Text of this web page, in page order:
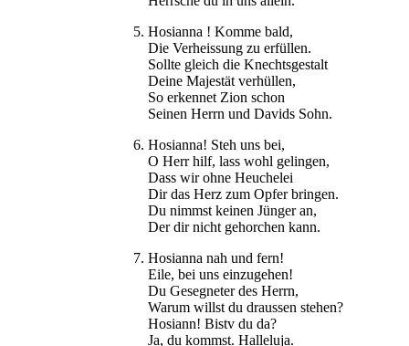
5. Hosianna ! Komme bald,
Die Verheissung zu erfüllen.
Sollte gleich die Knechtsgestalt
Deine Majestät verhüllen,
So erkennet Zion schon
Seinen Herrn und Davids Sohn.
6. Hosianna! Steh uns bei,
O Herr hilf, lass wohl gelingen,
Dass wir ohne Heuchelei
Dir das Herz zum Opfer bringen.
Du nimmst keinen Jünger an,
Der dir nicht gehorchen kann.
7. Hosianna nah und fern!
Eile, bei uns einzugehen!
Du Gesegneter des Herrn,
Warum willst du draussen stehen?
Hosiann! Bistv du da?
Ja, du kommst. Halleluja.